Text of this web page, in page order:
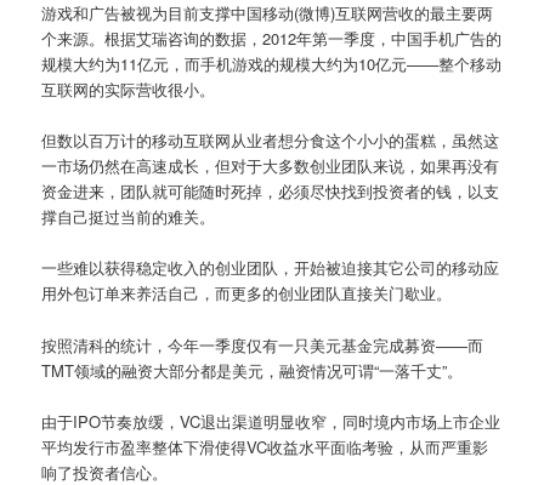
游戏和广告被视为目前支撑中国移动(微博)互联网营收的最主要两
个来源。根据艾瑞咨询的数据，2012年第一季度，中国手机广告的
规模大约为11亿元，而手机游戏的规模大约为10亿元——整个移动
互联网的实际营收很小。
但数以百万计的移动互联网从业者想分食这个小小的蛋糕，虽然这
一市场仍然在高速成长，但对于大多数创业团队来说，如果再没有
资金进来，团队就可能随时死掉，必须尽快找到投资者的钱，以支
撑自己挺过当前的难关。
一些难以获得稳定收入的创业团队，开始被迫接其它公司的移动应
用外包订单来养活自己，而更多的创业团队直接关门歇业。
按照清科的统计，今年一季度仅有一只美元基金完成募资——而
TMT领域的融资大部分都是美元，融资情况可谓“一落千丈”。
由于IPO节奏放缓，VC退出渠道明显收窄，同时境内市场上市企业
平均发行市盈率整体下滑使得VC收益水平面临考验，从而严重影
响了投资者信心。